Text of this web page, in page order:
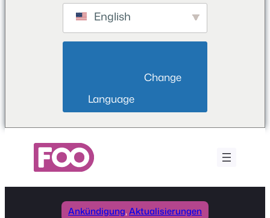
English
Language
springen
Ankündigung, Aktualisierungen